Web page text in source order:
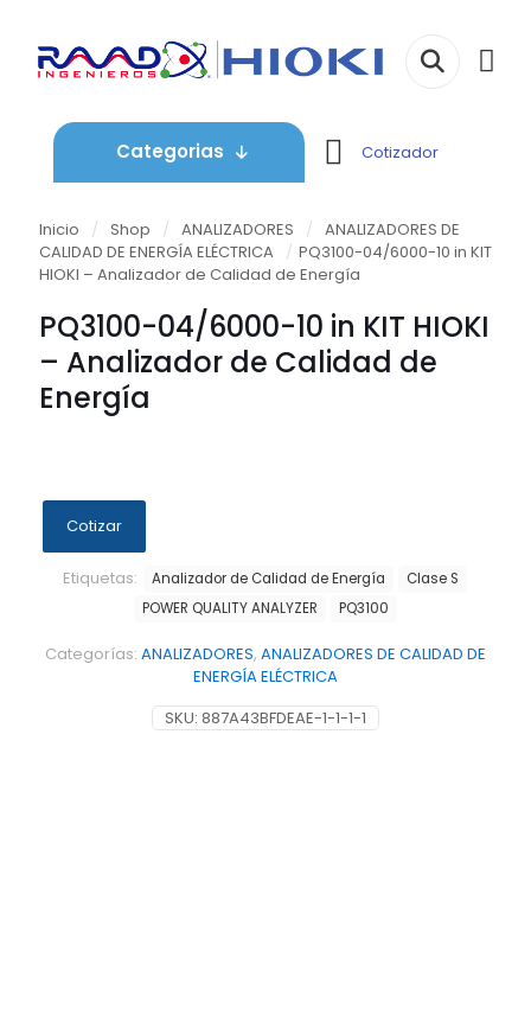
Categorias Cotizador
Inicio / Shop / ANALIZADORES / ANALIZADORES DE
CALIDAD DE ENERGÍA ELÉCTRICA
/ PQ3100-04/6000-10 in KIT
HIOKI – Analizador de Calidad de Energía
PQ3100-04/6000-10 in KIT HIOKI
– Analizador de Calidad de
Energía
Cotizar
Etiquetas: Analizador de Calidad de Energía
Clase S
POWER QUALITY ANALYZER
PQ3100
Categorías: ANALIZADORES, ANALIZADORES DE CALIDAD DE
ENERGÍA ELÉCTRICA
SKU: 887A43BFDEAE-1-1-1-1